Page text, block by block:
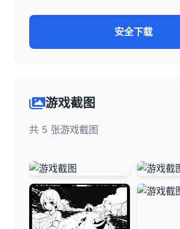
安全下载
游戏截图
共 5 张游戏截图